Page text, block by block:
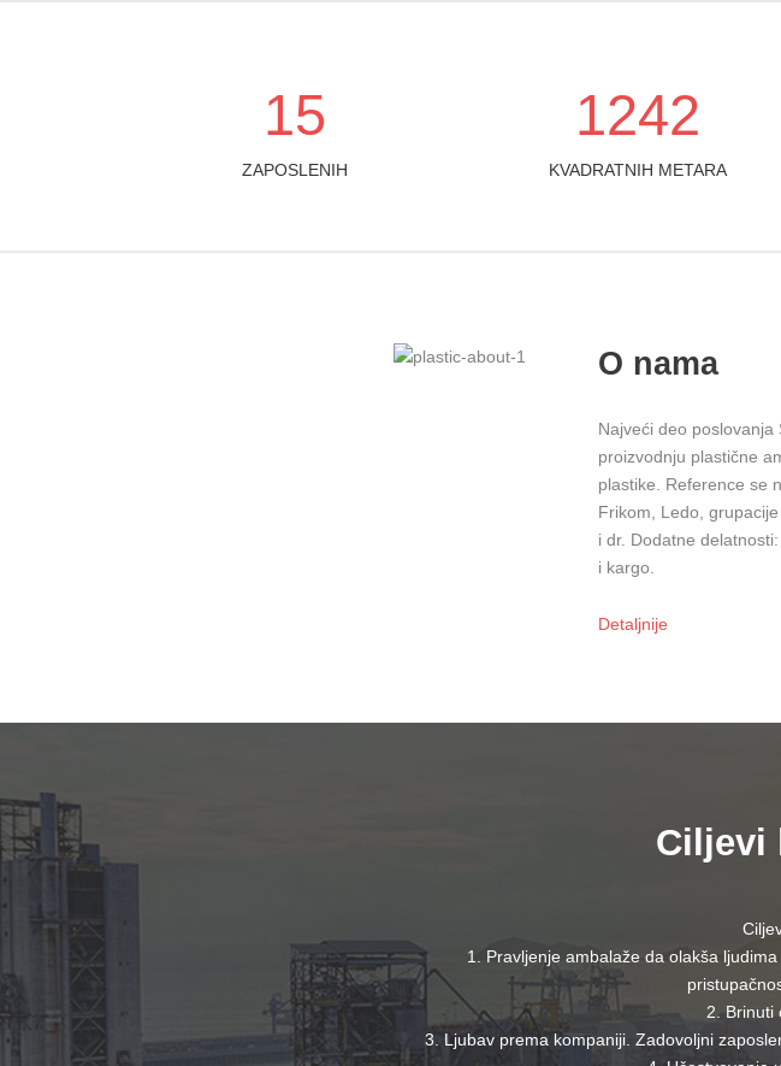
15
ZAPOSLENIH
1242
KVADRATNIH METARA
O nama
Najveći deo
proizvodnju plastične
plastike. Reference se
Frikom, Ledo,
i dr. Dodatne
i kargo.
Detaljnije
Ciljevi
1. Pravljenje ambalaže da olakša
2. Brinuti
3. Ljubav prema kompaniji. Zadovoljni